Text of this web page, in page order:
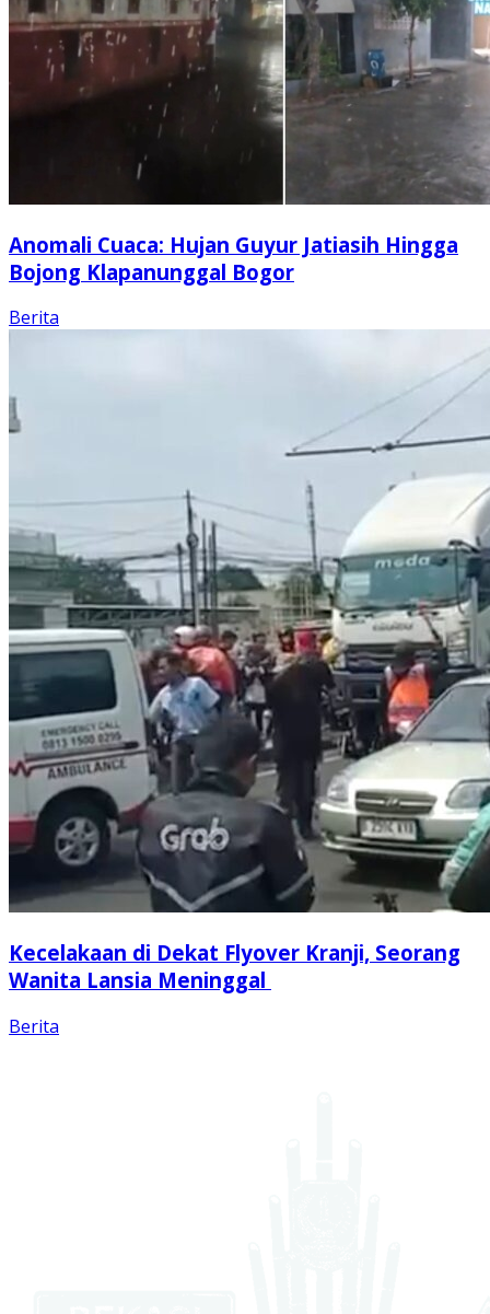
Anomali Cuaca: Hujan Guyur Jatiasih Hingga
Bojong Klapanunggal Bogor
Berita
Kecelakaan di Dekat Flyover Kranji, Seorang
Wanita Lansia Meninggal
Berita